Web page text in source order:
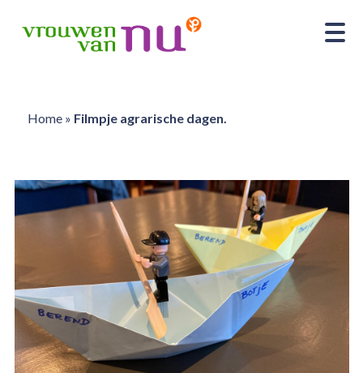
Home» Filmpje agrarische dagen.